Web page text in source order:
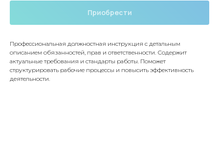
Приобрести
Профессиональная должностная инструкция с детальным
описанием обязанностей, прав и ответственности. Содержит
актуальные требования и стандарты работы. Поможет
структурировать рабочие процессы и повысить эффективность
деятельности.